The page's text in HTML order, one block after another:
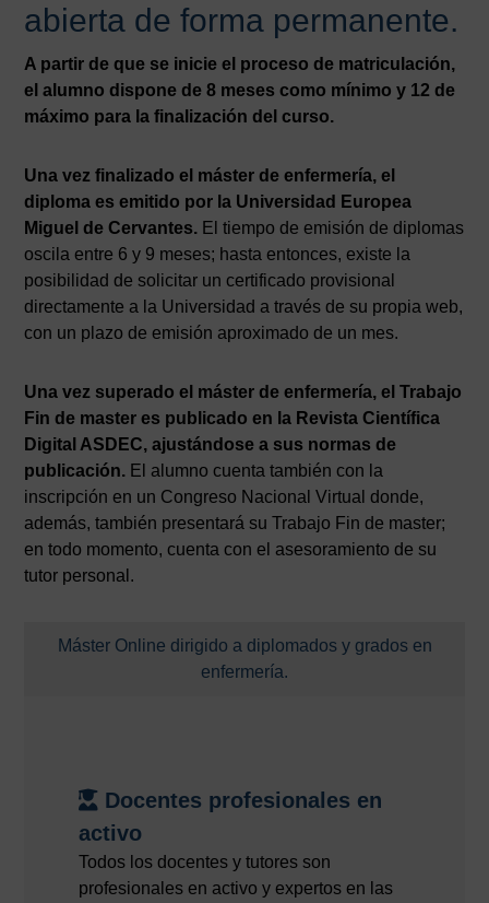
abierta de forma permanente.
A partir de que se inicie el proceso de matriculación,
el alumno dispone de 8 meses como mínimo y 12 de
máximo para la finalización del curso.
Una vez finalizado el máster de enfermería, el
diploma es emitido por la Universidad Europea
Miguel de Cervantes. El tiempo de emisión de diplomas
oscila entre 6 y 9 meses; hasta entonces, existe la
posibilidad de solicitar un certificado provisional
directamente a la Universidad a través de su propia web,
con un plazo de emisión aproximado de un mes.
Una vez superado el máster de enfermería, el Trabajo
Fin de master es publicado en la Revista Científica
Digital ASDEC, ajustándose a sus normas de
publicación. El alumno cuenta también con la
inscripción en un Congreso Nacional Virtual donde,
además, también presentará su Trabajo Fin de master;
en todo momento, cuenta con el asesoramiento de su
tutor personal.
Máster Online dirigido a diplomados y grados en
enfermería.
Docentes profesionales en
activo
Todos los docentes y tutores son
profesionales en activo y expertos en las